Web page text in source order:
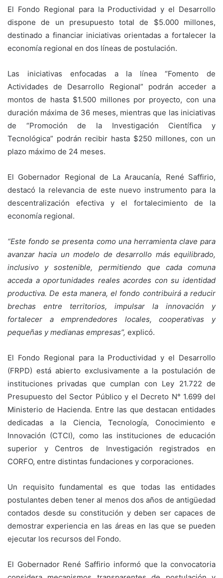
El Fondo Regional para la Productividad y el Desarrollo
dispone de un presupuesto total de $5.000 millones,
destinado a financiar iniciativas orientadas a fortalecer la
economía regional en dos líneas de postulación.
Las iniciativas enfocadas a la línea “Fomento de
Actividades de Desarrollo Regional” podrán acceder a
montos de hasta $1.500 millones por proyecto, con una
duración máxima de 36 meses, mientras que las iniciativas
de “Promoción de la Investigación Científica y
Tecnológica” podrán recibir hasta $250 millones, con un
plazo máximo de 24 meses.
El Gobernador Regional de La Araucanía, René Saffirio,
destacó la relevancia de este nuevo instrumento para la
descentralización efectiva y el fortalecimiento de la
economía regional.
“Este fondo se presenta como una herramienta clave para
avanzar hacia un modelo de desarrollo más equilibrado,
inclusivo y sostenible, permitiendo que cada comuna
acceda a oportunidades reales acordes con su identidad
productiva. De esta manera, el fondo contribuirá a reducir
brechas entre territorios, impulsar la innovación y
fortalecer a emprendedores locales, cooperativas y
pequeñas y medianas empresas”, explicó.
El Fondo Regional para la Productividad y el Desarrollo
(FRPD) está abierto exclusivamente a la postulación de
instituciones privadas que cumplan con Ley 21.722 de
Presupuesto del Sector Público y el Decreto N° 1.699 del
Ministerio de Hacienda. Entre las que destacan entidades
dedicadas a la Ciencia, Tecnología, Conocimiento e
Innovación (CTCI), como las instituciones de educación
superior y Centros de Investigación registrados en
CORFO, entre distintas fundaciones y corporaciones.
Un requisito fundamental es que todas las entidades
postulantes deben tener al menos dos años de antigüedad
contados desde su constitución y deben ser capaces de
demostrar experiencia en las áreas en las que se pueden
ejecutar los recursos del Fondo.
El Gobernador René Saffirio informó que la convocatoria